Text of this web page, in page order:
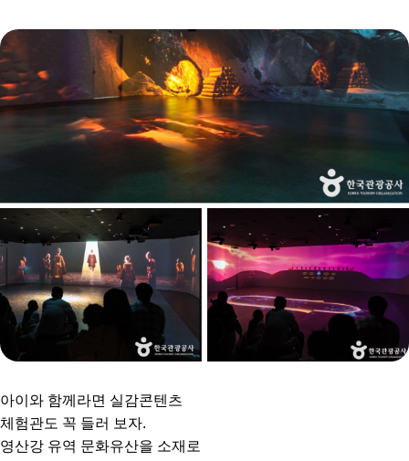
아이와 함께라면 실감콘텐츠
체험관도 꼭 들러 보자.
영산강 유역 문화유산을 소재로